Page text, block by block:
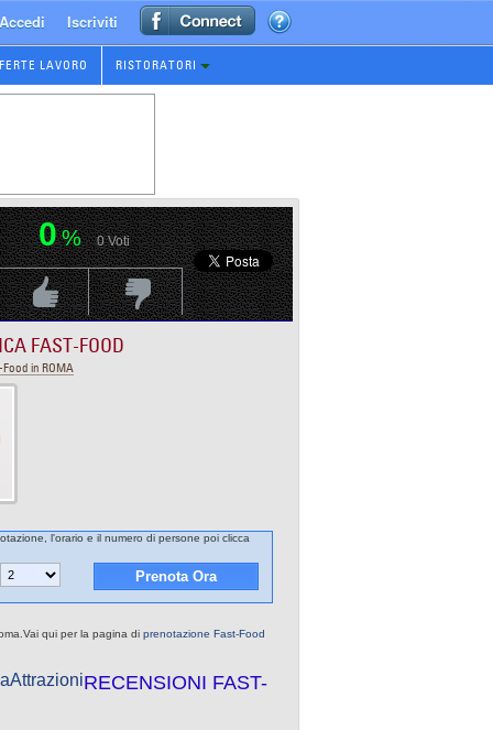
Accedi Iscriviti
LAVORO RISTORATORI
0% 0Voti
Voti PositivoVoti Negativo
FAST-FOOD
in ROMA
l'orario e il numero di persone poi clicca
qui per la pagina di prenotazione Fast-Food
AttrazioniRECENSIONI FAST-